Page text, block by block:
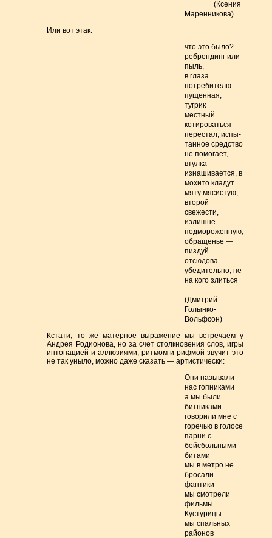
(Ксения
Маренникова)
Или вот этак:
что это было?
ребрендинг или
пыль,
в глаза
потребителю
пущенная,
тугрик
местный
котироваться
перестал, испы-
танное средство
не помогает,
втулка
изнашивается, в
мохито кладут
мяту мясистую,
второй
свежести,
излишне
подмороженную,
обращенье —
пиздуй
отсюдова —
убедительно, не
на кого злиться
(Дмитрий
Голынко-
Вольфсон)
Кстати, то же матерное выражение мы встречаем у
Андрея Родионова, но за счет столкновения слов, игры
интонацией и аллюзиями, ритмом и рифмой звучит это
не так уныло, можно даже сказать — артистически:
Они называли
нас гопниками
а мы были
битниками
говорили мне с
горечью в голосе
парни с
бейсбольными
битами
мы в метро не
бросали
фантики
мы смотрели
фильмы
Кустурицы
мы спальных
районов